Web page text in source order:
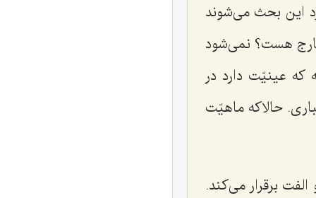
این بحث می‌شوند
هست؟ نمی‌شود
که عینیّت دارد در
حالاکه ماهیّت
برقرار می‌کند.